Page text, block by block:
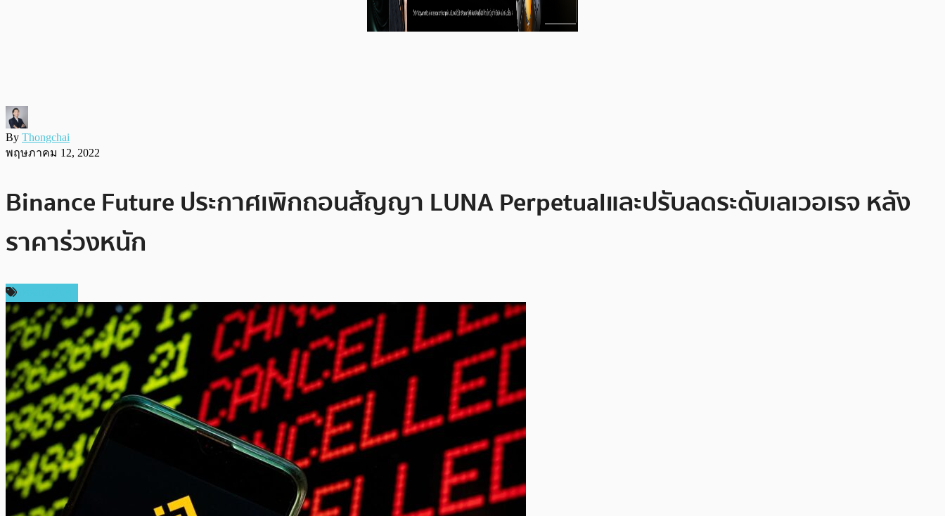
By Thongchai
พฤษภาคม 12, 2022
Binance Future ประกาศเพิกถอนสัญญา LUNA Perpetual และปรับลดระดับเลเวอเรจ หลัง
ราคาร่วงหนัก